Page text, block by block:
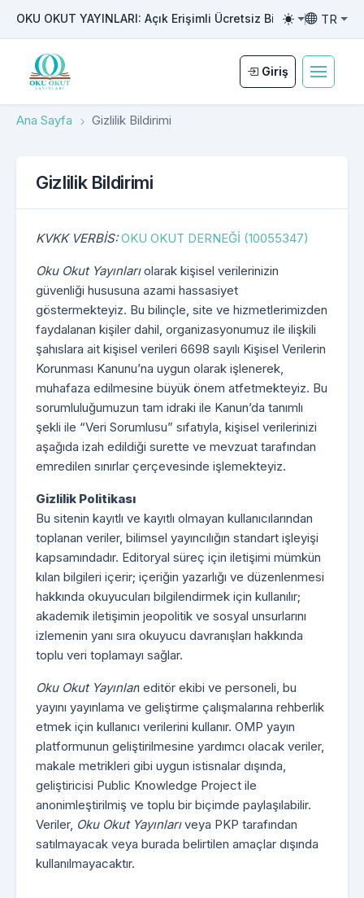
OKU OKUT YAYINLARI: Açık Erişimli Ücretsiz Bilimsel
Toggle
TR
Toggle
Giriş
Ana Sayfa Gizlilik Bildirimi
Gizlilik Bildirimi
KVKK VERBİS:OKU OKUT DERNEĞİ (10055347)
Oku Okut Yayınlarıolarak kişisel verilerinizin
güvenliği hususuna azami hassasiyet
göstermekteyiz. Bu bilinçle, site ve hizmetlerimizden
faydalanan kişiler dahil, organizasyonumuz ile ilişkili
şahıslara ait kişisel verileri 6698 sayılı Kişisel Verilerin
Korunması Kanunu’na uygun olarak işlenerek,
muhafaza edilmesine büyük önem atfetmekteyiz. Bu
sorumluluğumuzun tam idraki ile Kanun’da tanımlı
şekli ile “Veri Sorumlusu” sıfatıyla, kişisel verilerinizi
aşağıda izah edildiği surette ve mevzuat tarafından
emredilen sınırlar çerçevesinde işlemekteyiz.
Gizlilik Politikası
Bu sitenin kayıtlı ve kayıtlı olmayan kullanıcılarından
toplanan veriler, bilimsel yayıncılığın standart işleyişi
kapsamındadır. Editoryal süreç için iletişimi mümkün
kılan bilgileri içerir; içeriğin yazarlığı ve düzenlenmesi
hakkında okuyucuları bilgilendirmek için kullanılır;
akademik iletişimin jeopolitik ve sosyal unsurlarını
izlemenin yanı sıra okuyucu davranışları hakkında
toplu veri toplamayı sağlar.
Oku Okut Yayınları editör ekibi ve personeli, bu
yayını yayınlama ve geliştirme çalışmalarına rehberlik
etmek için kullanıcı verilerini kullanır. OMP yayın
platformunun geliştirilmesine yardımcı olacak veriler,
makale metrikleri gibi uygun istisnalar dışında,
geliştiricisi Public Knowledge Project ile
anonimleştirilmiş ve toplu bir biçimde paylaşılabilir.
Veriler, Oku Okut Yayınlarıveya PKP tarafından
satılmayacak veya burada belirtilen amaçlar dışında
kullanılmayacaktır.